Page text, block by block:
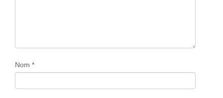
Nom *